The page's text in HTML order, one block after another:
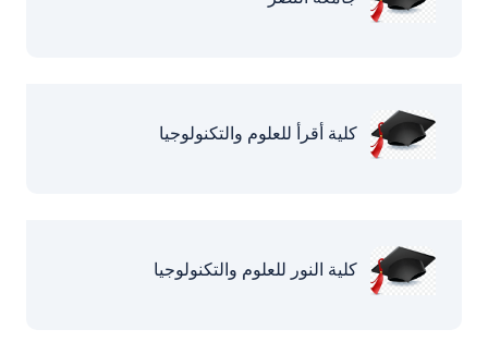
كلية أقرأ للعلوم والتكنولوجيا
كلية النور للعلوم والتكنولوجيا